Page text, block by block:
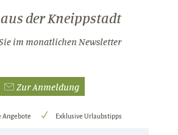
der Kneippstadt
im monatlichen Newsletter
Zur Anmeldung
Angebote Exklusive Urlaubstipps